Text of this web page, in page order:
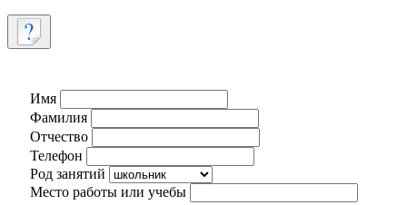
Имя
Фамилия
Отчество
Телефон
Род занятий
Место работы или учебы